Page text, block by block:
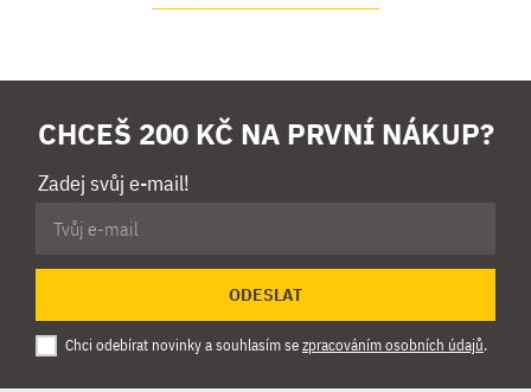
CHCEŠ 200 KČ NA PRVNÍ NÁKUP?
Zadej svůj e-mail!
ODESLAT
Chci odebírat novinky a souhlasím sezpracováním osobních údajů.